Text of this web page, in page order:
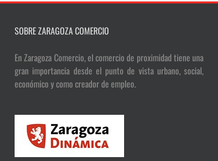
SOBRE ZARAGOZA COMERCIO
En Zaragoza Comercio, el comercio de proximidad tiene una
gran importancia desde el punto de vista urbano, social,
económico y como creador de empleo.